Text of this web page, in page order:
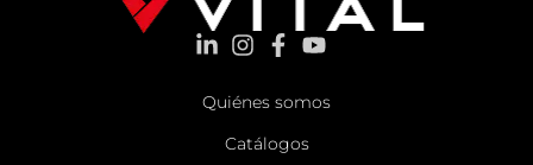
Quiénes somos
Catálogos